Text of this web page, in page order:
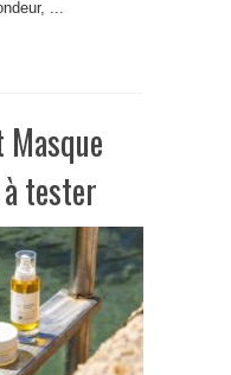
...
Masque
tester